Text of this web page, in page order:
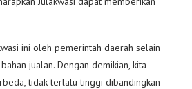
ini oleh pemerintah daerah selain
jualan. Dengan demikian, kita
tidak terlalu tinggi dibandingkan